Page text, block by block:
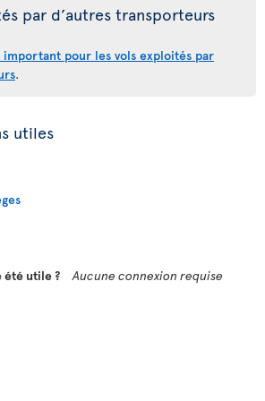
par d’autres transporteurs
important pour les vols exploités par
.
utiles
été utile ?
Aucune connexion requise